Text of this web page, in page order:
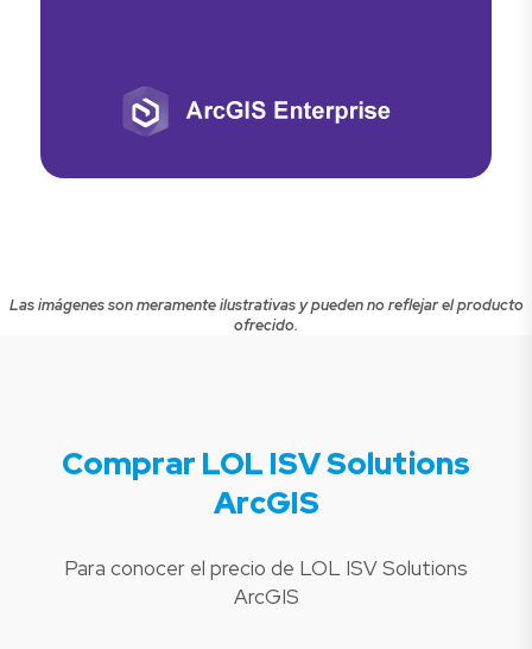
Las imágenes son meramente ilustrativas y pueden no reflejar el producto
ofrecido.
Comprar LOL ISV Solutions
ArcGIS
Para conocer el precio de LOL ISV Solutions
ArcGIS